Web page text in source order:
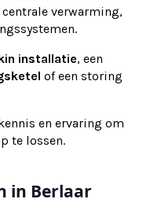
verwarming,
installatie, een
of een storing
en ervaring om
te lossen.
in Berlaar